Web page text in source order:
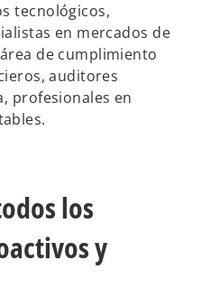
tecnológicos,
en mercados de
de cumplimiento
auditores
profesionales en
los
y